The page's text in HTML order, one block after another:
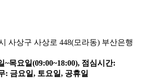
사상구 사상로 448(모라동) 부산은행
~목요일(09:00~18:00), 점심시간:
: 금요일, 토요일, 공휴일